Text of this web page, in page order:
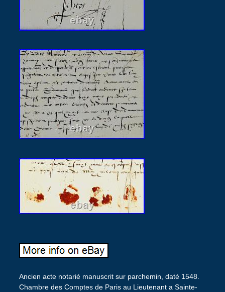
Ancien acte notarié manuscrit sur parchemin, daté 1548.
Chambre des Comptes de Paris au Lieutenant a Sainte-